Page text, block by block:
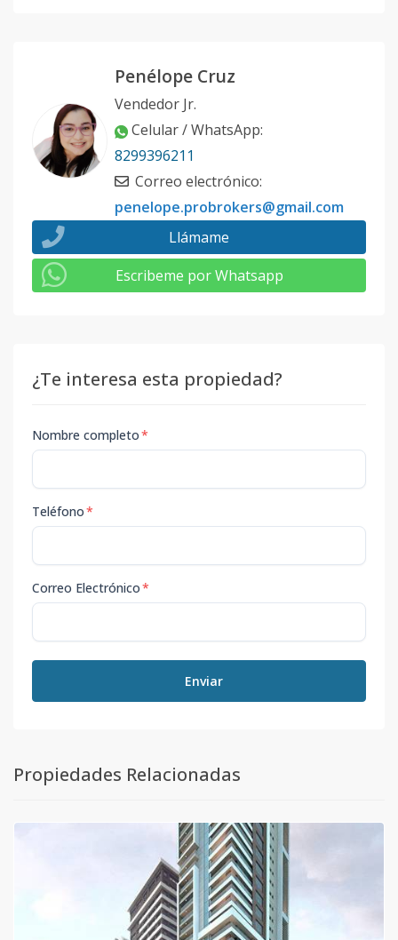
Penélope Cruz
Vendedor Jr.
Celular / WhatsApp:
8299396211
Correo electrónico:
penelope.probrokers@gmail.com
Llámame
Escribeme por Whatsapp
¿Te interesa esta propiedad?
Nombre completo*
Teléfono*
Correo Electrónico*
Enviar
Propiedades Relacionadas